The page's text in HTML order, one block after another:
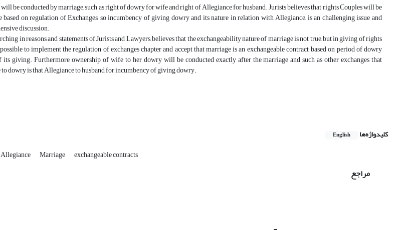
be conducted by marriage, such as right of dowry for wife and right of Allegiance for husband. Jurists believes that rights Couples will be
on regulation of Exchanges, so incumbency of giving dowry and its nature in relation with Allegiance, is an challenging issue and
discussion.
in reasons and statements of Jurists and Lawyers, believes that the exchangeability nature of marriage is not true, but in giving of rights
to implement the regulation of exchanges chapter and accept that marriage is an exchangeable contract, based on period of dowry
giving. Furthermore, ownership of wife to her dowry will be conducted exactly after the marriage and such as other exchanges that
dowry is that Allegiance to husband for incumbency of giving dowry.
کلیدواژه‌ها English
Allegiance Marriage exchangeable contracts
مراجع